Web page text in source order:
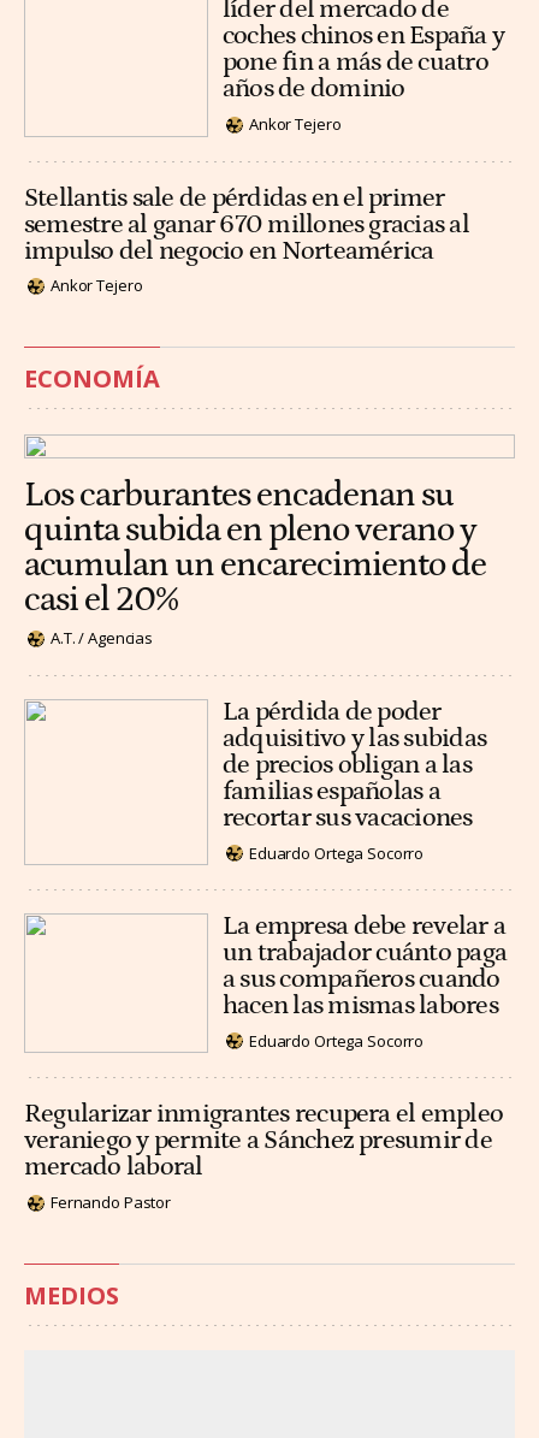
líder del mercado de
coches chinos en España y
pone fin a más de cuatro
años de dominio
Ankor Tejero
Stellantis sale de pérdidas en el primer
semestre al ganar 670 millones gracias al
impulso del negocio en Norteamérica
Ankor Tejero
ECONOMÍA
Los carburantes encadenan su
quinta subida en pleno verano y
acumulan un encarecimiento de
casi el 20%
A.T. / Agencias
La pérdida de poder
adquisitivo y las subidas
de precios obligan a las
familias españolas a
recortar sus vacaciones
Eduardo Ortega Socorro
La empresa debe revelar a
un trabajador cuánto paga
a sus compañeros cuando
hacen las mismas labores
Eduardo Ortega Socorro
Regularizar inmigrantes recupera el empleo
veraniego y permite a Sánchez presumir de
mercado laboral
Fernando Pastor
MEDIOS